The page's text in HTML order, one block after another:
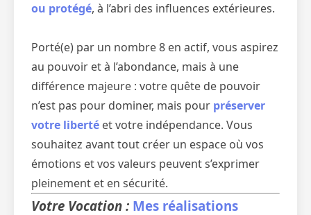
ou protégé, à l’abri des influences extérieures.
Porté(e) par un nombre 8 en actif, vous aspirez
au pouvoir et à l’abondance, mais à une
différence majeure : votre quête de pouvoir
n’est pas pour dominer, mais pour préserver
votre liberté et votre indépendance. Vous
souhaitez avant tout créer un espace où vos
émotions et vos valeurs peuvent s’exprimer
pleinement et en sécurité.
Votre Vocation : Mes réalisations